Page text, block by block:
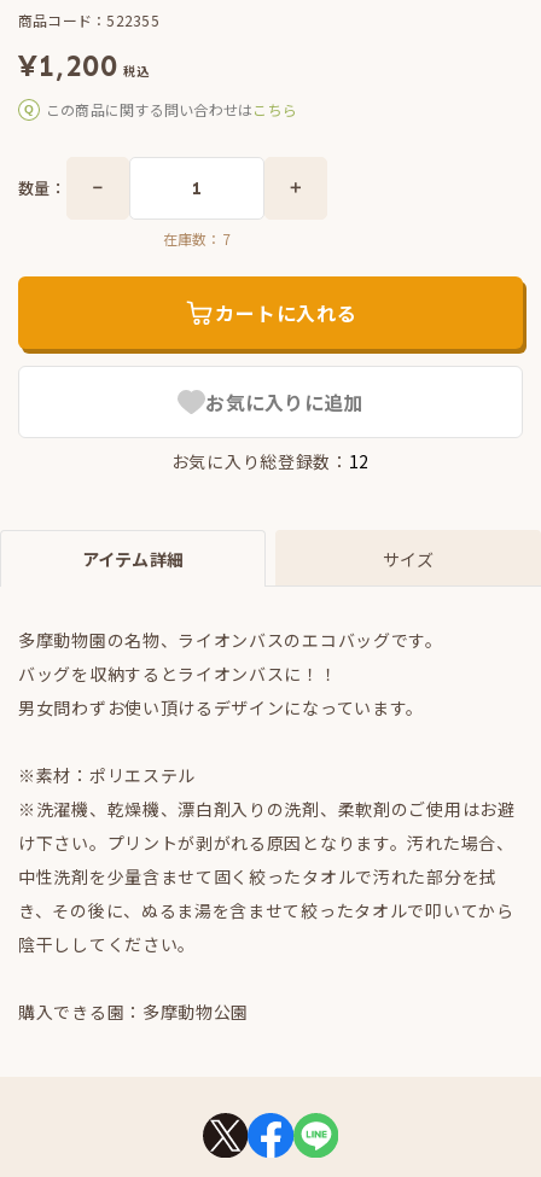
商品コード：522355
¥1,200 税込
この商品に関する問い合わせはこちら
お気に入りに追加
お気に入り総登録数： 12
数量：
在庫数： 7
カートに入れる
アイテム詳細 サイズ
多摩動物園の名物、ライオンバスのエコバッグです。
バッグを収納するとライオンバスに！！
男女問わずお使い頂けるデザインになっています。
※素材：ポリエステル
※洗濯機、乾燥機、漂白剤入りの洗剤、柔軟剤のご使用はお避
け下さい。プリントが剥がれる原因となります。汚れた場合、
中性洗剤を少量含ませて固く絞ったタオルで汚れた部分を拭
き、その後に、ぬるま湯を含ませて絞ったタオルで叩いてから
陰干ししてください。
購入できる園：多摩動物公園